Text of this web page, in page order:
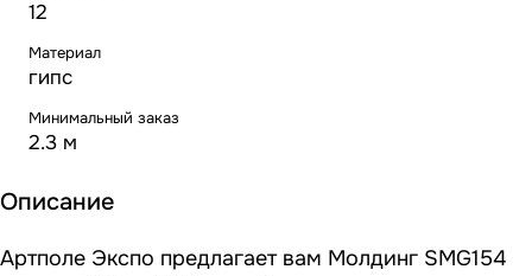
12
Материал
гипс
Минимальный заказ
2.3 м
Описание
Артполе Экспо предлагает вам Молдинг SMG154